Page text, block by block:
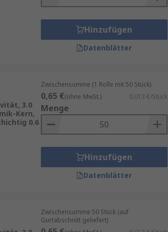
Hinzufügen
Datenblätter
3.0
Kern,
0.6
Zwischensumme (1 Rolle mit 50 Stück)
0,65 €(ohne MwSt.) 0,013 €/Stück
Menge
Hinzufügen
Datenblätter
Zwischensumme 50 Stück (auf
Gurtabschnitt geliefert)